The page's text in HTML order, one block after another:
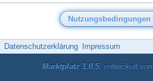
Datenschutzerklärung Impressum
Marktplatz 1.0.5, entwickelt von